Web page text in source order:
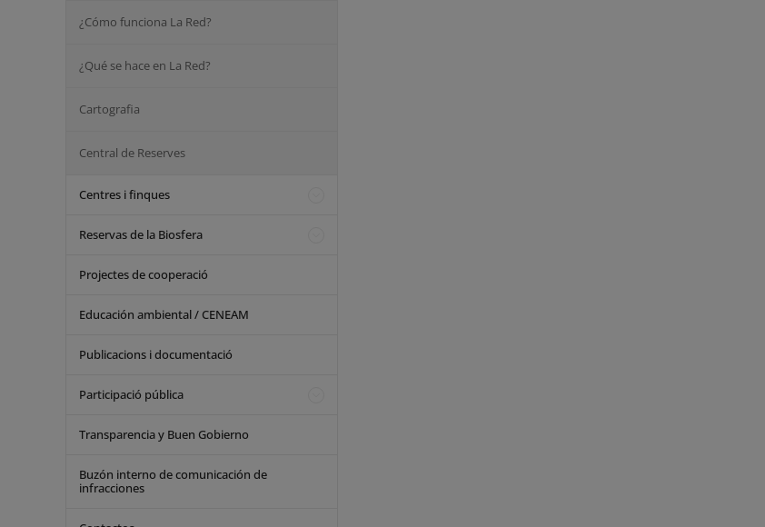
¿Cómo funciona La Red?
¿Qué se hace en La Red?
Cartografia
Central de Reserves
Centres i finques
Reservas de la Biosfera
Projectes de cooperació
Educación ambiental / CENEAM
Publicacions i documentació
Participació pública
Transparencia y Buen Gobierno
Buzón interno de comunicación de
infracciones